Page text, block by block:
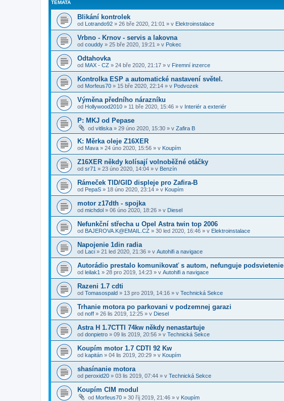
TÉMATA
Blikání kontrolek
od Lotrando92 » 26 bře 2020, 21:01 » v Elektroinstalace
Vrbno - Krnov - servis a lakovna
od couddy » 25 bře 2020, 19:21 » v Pokec
Odtahovka
od MAX - CZ » 24 bře 2020, 21:17 » v Firemní inzerce
Kontrolka ESP a automatické nastavení světel.
od Morfeus70 » 15 bře 2020, 22:14 » v Podvozek
Výměna předního nárazníku
od Hollywood2010 » 11 bře 2020, 15:46 » v Interiér a exteriér
P: MKJ od Pepase
od vitliska » 29 úno 2020, 15:30 » v Zafira B
K: Měrka oleje Z16XER
od Mava » 24 úno 2020, 15:56 » v Koupím
Z16XER někdy kolísají volnoběžné otáčky
od sr71 » 23 úno 2020, 14:04 » v Benzín
Rámeček TID/GID displeje pro Zafira-B
od PepaS » 18 úno 2020, 23:14 » v Koupím
motor z17dth - spojka
od michdol » 06 úno 2020, 18:26 » v Diesel
Nefunkční střecha u Opel Astra twin top 2006
od BAJEROVA.K@EMAIL.CZ » 30 led 2020, 16:46 » v Elektroinstalace
Napojenie 1din radia
od Laci » 21 led 2020, 21:36 » v Autohifi a navigace
Autorádio prestalo komunikovať s autom, nefunguje podsvietenie
od leilak1 » 28 pro 2019, 14:23 » v Autohifi a navigace
Razeni 1.7 cdti
od Tomasospald » 13 pro 2019, 14:16 » v Technická Sekce
Trhanie motora po parkovani v podzemnej garazi
od noff » 26 lis 2019, 12:25 » v Diesel
Astra H 1.7CTTI 74kw někdy nenastartuje
od donpietro » 09 lis 2019, 20:56 » v Technická Sekce
Koupím motor 1.7 CDTI 92 Kw
od kapitán » 04 lis 2019, 20:29 » v Koupím
shasínanie motora
od peroxid20 » 03 lis 2019, 07:44 » v Technická Sekce
Koupím CIM modul
od Morfeus70 » 30 říj 2019, 21:46 » v Koupím